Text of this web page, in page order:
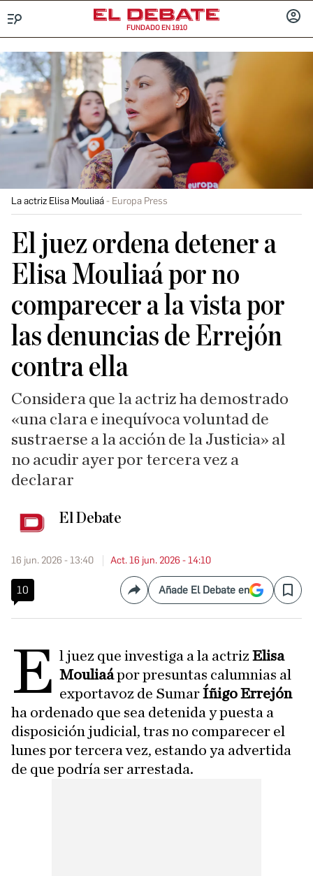
FUNDADO EN 1910
La actriz Elisa Mouliaá Europa Press
El juez ordena detener a
Elisa Mouliaá por no
comparecer a la vista por
las denuncias de Errejón
contra ella
Considera que la actriz ha demostrado
«una clara e inequívoca voluntad de
sustraerse a la acción de la Justicia» al
no acudir ayer por tercera vez a
declarar
El Debate
16 jun. 2026 - 13:40 Act. 16 jun. 2026 - 14:10
10 CompartirAñade El Debate en Save
E l juez que investiga a la actrizElisa
Mouliaápor presuntas calumnias al
exportavoz de SumarÍñigo Errejón
ha ordenado que sea detenida y puesta a
disposición judicial, tras no comparecer el
lunes por tercera vez, estando ya advertida
de que podría ser arrestada.